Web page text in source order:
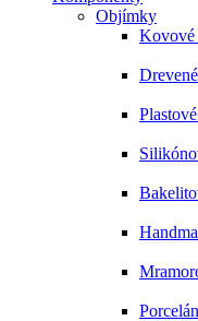
Objímky